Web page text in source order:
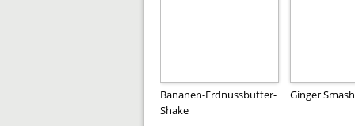
Bananen-Erdnussbutter-
Shake
Ginger